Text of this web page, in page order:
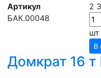
Артикул
БАК.00048
2
шт
В
Домкрат 16